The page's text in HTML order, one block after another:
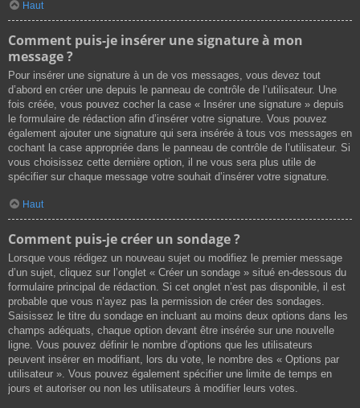
Haut
Comment puis-je insérer une signature à mon
message ?
Pour insérer une signature à un de vos messages, vous devez tout
d’abord en créer une depuis le panneau de contrôle de l’utilisateur. Une
fois créée, vous pouvez cocher la case « Insérer une signature » depuis
le formulaire de rédaction afin d’insérer votre signature. Vous pouvez
également ajouter une signature qui sera insérée à tous vos messages en
cochant la case appropriée dans le panneau de contrôle de l’utilisateur. Si
vous choisissez cette dernière option, il ne vous sera plus utile de
spécifier sur chaque message votre souhait d’insérer votre signature.
Haut
Comment puis-je créer un sondage ?
Lorsque vous rédigez un nouveau sujet ou modifiez le premier message
d’un sujet, cliquez sur l’onglet « Créer un sondage » situé en-dessous du
formulaire principal de rédaction. Si cet onglet n’est pas disponible, il est
probable que vous n’ayez pas la permission de créer des sondages.
Saisissez le titre du sondage en incluant au moins deux options dans les
champs adéquats, chaque option devant être insérée sur une nouvelle
ligne. Vous pouvez définir le nombre d’options que les utilisateurs
peuvent insérer en modifiant, lors du vote, le nombre des « Options par
utilisateur ». Vous pouvez également spécifier une limite de temps en
jours et autoriser ou non les utilisateurs à modifier leurs votes.